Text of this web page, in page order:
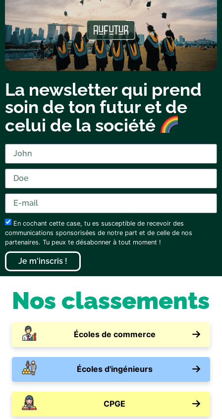
La newsletter qui prend
soin de ton futur et de
celui de la société
En cochant cette case, tu es susceptible de recevoir des
communications sponsorisées de notre part et de celle de nos
partenaires. Tu peux te désabonner à tout moment !
Je m'inscris !
Nos classements
Écoles de commerce
Écoles d'ingénieurs
CPGE